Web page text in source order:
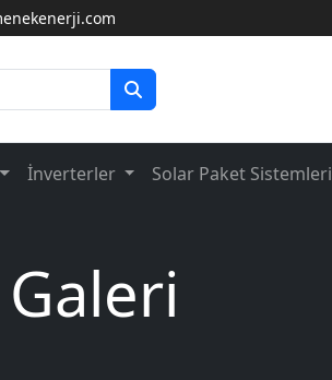
İnverterler Solar Paket Sistemleri